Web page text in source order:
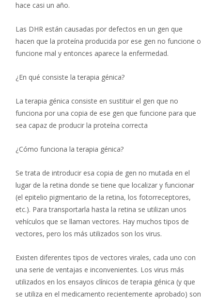
hace casi un año.
Las DHR están causadas por defectos en un gen que
hacen que la proteína producida por ese gen no funcione o
funcione mal y entonces aparece la enfermedad.
¿En qué consiste la terapia génica?
La terapia génica consiste en sustituir el gen que no
funciona por una copia de ese gen que funcione para que
sea capaz de producir la proteína correcta
¿Cómo funciona la terapia génica?
Se trata de introducir esa copia de gen no mutada en el
lugar de la retina donde se tiene que localizar y funcionar
(el epitelio pigmentario de la retina, los fotorreceptores,
etc.). Para transportarla hasta la retina se utilizan unos
vehículos que se llaman vectores. Hay muchos tipos de
vectores, pero los más utilizados son los virus.
Existen diferentes tipos de vectores virales, cada uno con
una serie de ventajas e inconvenientes. Los virus más
utilizados en los ensayos clínicos de terapia génica (y que
se utiliza en el medicamento recientemente aprobado) son